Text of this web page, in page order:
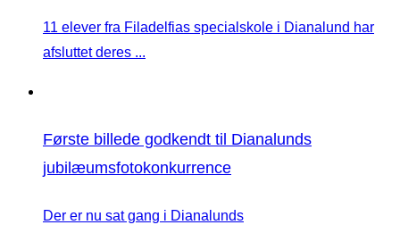
11 elever fra Filadelfias specialskole i Dianalund har
afsluttet deres ...
Første billede godkendt til Dianalunds
jubilæumsfotokonkurrence
Der er nu sat gang i Dianalunds